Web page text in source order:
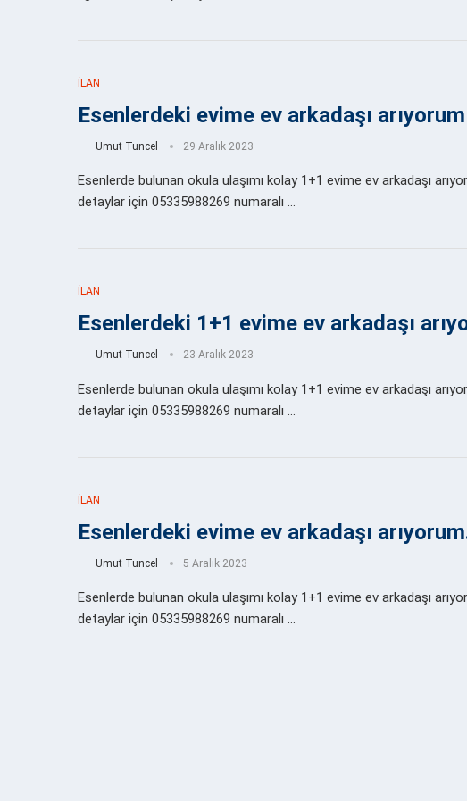
İLAN
Esenlerdeki evime ev arkadaşı arıyorum
Umut Tuncel 29 Aralık 2023
Esenlerde bulunan okula ulaşımı kolay 1+1 evime ev arkadaşı
detaylar için 05335988269 numaralı …
İLAN
Esenlerdeki 1+1 evime ev arkadaşı
Umut Tuncel 23 Aralık 2023
Esenlerde bulunan okula ulaşımı kolay 1+1 evime ev arkadaşı
detaylar için 05335988269 numaralı …
İLAN
Esenlerdeki evime ev arkadaşı
Umut Tuncel 5 Aralık 2023
Esenlerde bulunan okula ulaşımı kolay 1+1 evime ev arkadaşı
detaylar için 05335988269 numaralı …